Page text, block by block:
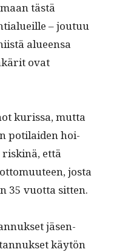
tästä
– joutuu
alueen­sa
ovat
kuris­sa, mut­ta
poti­laiden hoi­
riskinä, että
jos­ta
35 vuot­ta sitten.
jäsen­
käytön